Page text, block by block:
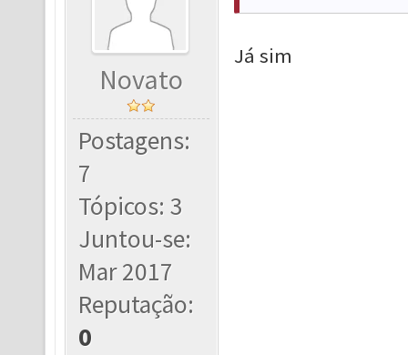
Novato
Postagens:
7
Tópicos: 3
Juntou-se:
Mar 2017
Reputação:
0
Já sim